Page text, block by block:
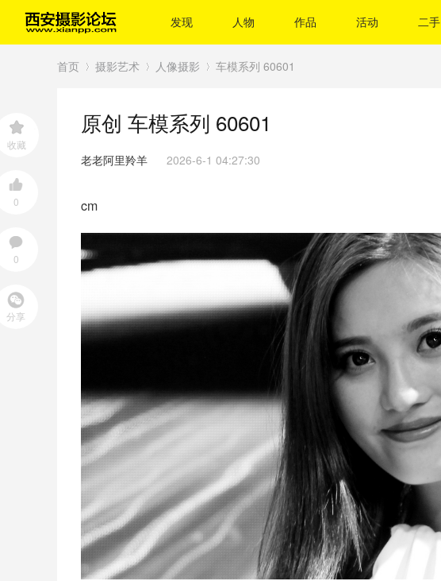
发现 人物 作品 活动 二手
首页
›
摄影艺术
›
人像摄影 车模系列 60601
收藏
0
0
分享
原创 车模系列 60601
老老阿里羚羊 2026-6-1 04:27:30
cm